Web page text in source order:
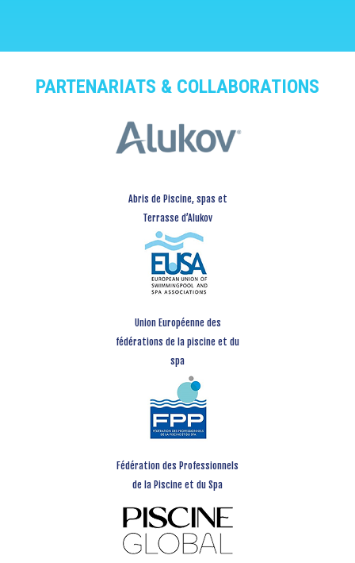
PARTENARIATS & COLLABORATIONS
Abris de Piscine, spas et
Terrasse d’Alukov
Union Européenne des
fédérations de la piscine et du
spa
Fédération des Professionnels
de la Piscine et du Spa